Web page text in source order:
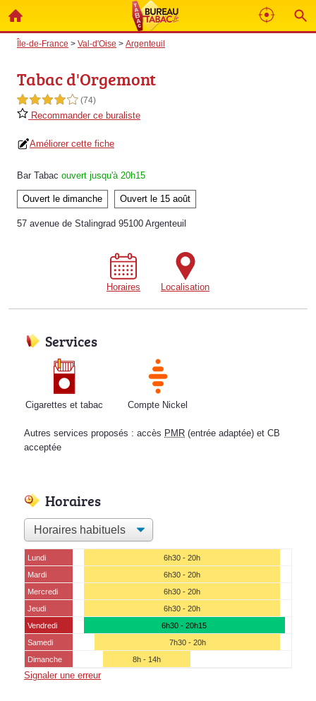
Île-de-France > Val-d'Oise > Argenteuil
Tabac d'Orgemont
4,0 étoiles sur 5 (74)
Recommander ce buraliste
Améliorer cette fiche
Bar Tabac ouvert jusqu'à 20h15
Ouvert le dimanche Ouvert le 15 août
57 avenue de Stalingrad 95100 Argenteuil
Horaires Localisation
Services
Cigarettes et tabac Compte Nickel
Autres services proposés : accès PMR (entrée adaptée) et CB
acceptée
Horaires
Lundi
6h30 - 20h
Mardi
6h30 - 20h
Mercredi
6h30 - 20h
Jeudi
6h30 - 20h
Vendredi
6h30 - 20h15
Samedi
7h30 - 20h
Dimanche
8h - 14h
Signaler une erreur